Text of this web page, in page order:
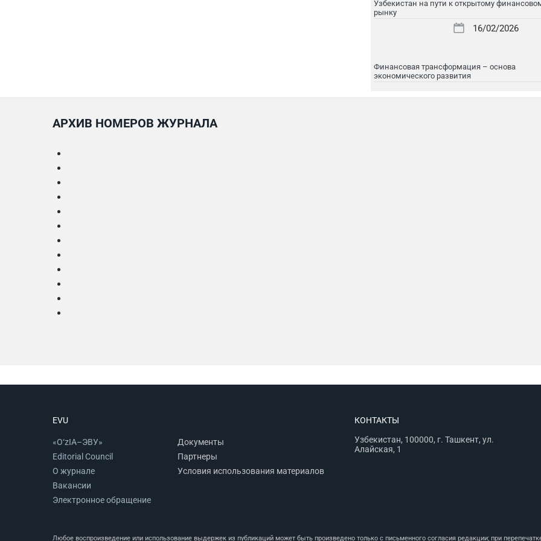
Узбекистан на пути к открытому
рынку
16/02/2026
Финансовая трансформация – основа
экономического развития
АРХИВ НОМЕРОВ ЖУРНАЛА
EVU
«O‘zIA–ЭВУ»
Editorial Council
О журнале
Вакансии
Электронное обращение
Документы
Партнеры
Условия использования материалов
КОНТАКТЫ
Узбекистан, 100000, г. Ташкент, ул.
Алайская, 1
Любое воспроизведение или использование выдержек из публикаций может быть произведено только с письменного согласия редакции; при